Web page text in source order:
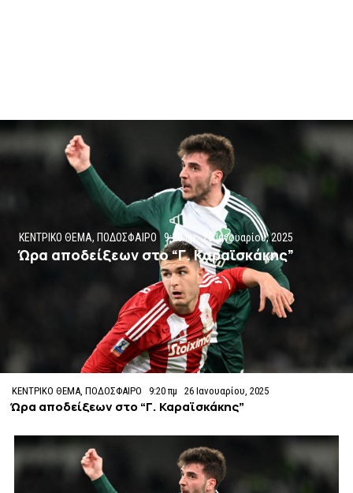
ΚΕΝΤΡΙΚΟ ΘΕΜΑ, ΠΟΔΟΣΦΑΙΡΟ 9:20 πμ 26 Ιανουαρίου, 2025
Ώρα αποδείξεων στο “Γ. Καραϊσκάκης”
ΚΕΝΤΡΙΚΟ ΘΕΜΑ ,ΠΟΔΟΣΦΑΙΡΟ 9:20 πμ 26 Ιανουαρίου, 2025
Ώρα αποδείξεων στο “Γ. Καραϊσκάκης”